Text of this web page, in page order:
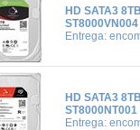
HD SATA3
ST8000VN004
Entrega:
HD SATA3
ST8000NT001
Entrega: